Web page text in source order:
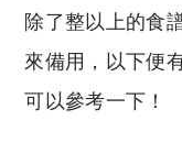
除了整以上的食
來備用，以下便
可以參考一下！